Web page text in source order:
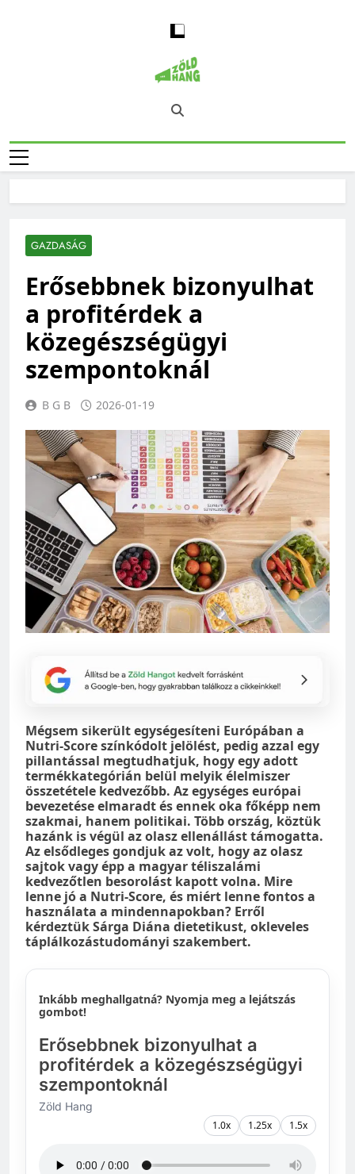
Magyarország
Zöld Hangja
Zöld Hang – Természet, Klímaváltozás,
Fenntarthatóság, Jövő
GAZDASÁG
Erősebbnek bizonyulhat
a profitérdek a
közegészségügyi
szempontoknál
B G B 2026-01-19
Mégsem sikerült egységesíteni Európában a
Nutri-Score színkódolt jelölést, pedig azzal egy
pillantással megtudhatjuk, hogy egy adott
termékkategórián belül melyik élelmiszer
összetétele kedvezőbb. Az egységes európai
bevezetése elmaradt és ennek oka főképp nem
szakmai, hanem politikai. Több ország, köztük
hazánk is végül az olasz ellenállást támogatta.
Az elsődleges gondjuk az volt, hogy az olasz
sajtok vagy épp a magyar téliszalámi
kedvezőtlen besorolást kapott volna. Mire
lenne jó a Nutri-Score, és miért lenne fontos a
használata a mindennapokban? Erről
kérdeztük Sárga Diána dietetikust, okleveles
táplálkozástudományi szakembert.
Inkább meghallgatná? Nyomja meg a lejátszás
gombot!
Erősebbnek bizonyulhat a
profitérdek a közegészségügyi
szempontoknál
Zöld Hang
1.0x
1.25x 1.5x